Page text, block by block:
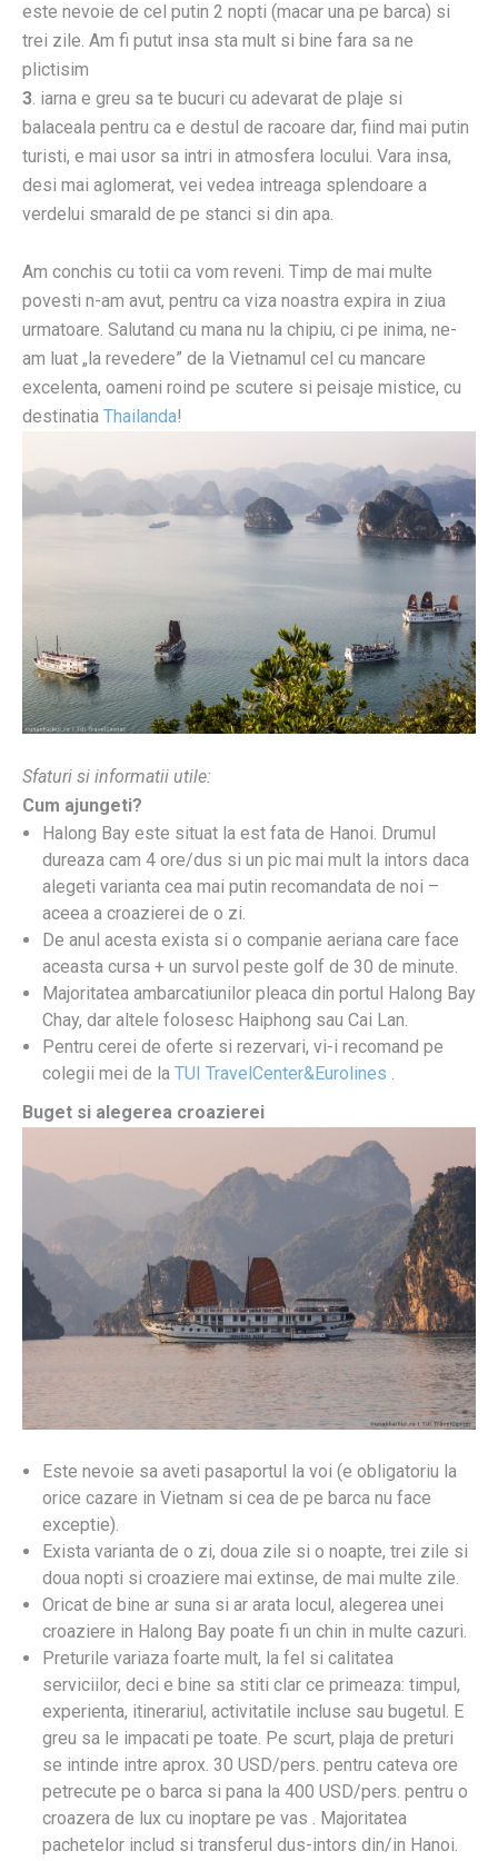
este nevoie de cel putin 2 nopti (macar una pe barca) si
trei zile. Am fi putut insa sta mult si bine fara sa ne
plictisim
3. iarna e greu sa te bucuri cu adevarat de plaje si
balaceala pentru ca e destul de racoare dar, fiind mai putin
turisti, e mai usor sa intri in atmosfera locului. Vara insa,
desi mai aglomerat, vei vedea intreaga splendoare a
verdelui smarald de pe stanci si din apa.
Am conchis cu totii ca vom reveni. Timp de mai multe
povesti n-am avut, pentru ca viza noastra expira in ziua
urmatoare. Salutand cu mana nu la chipiu, ci pe inima, ne-
am luat „la revedere” de la Vietnamul cel cu mancare
excelenta, oameni roind pe scutere si peisaje mistice, cu
destinatia Thailanda!
Sfaturi si informatii utile:
Cum ajungeti?
Halong Bay este situat la est fata de Hanoi. Drumul
dureaza cam 4 ore/dus si un pic mai mult la intors daca
alegeti varianta cea mai putin recomandata de noi –
aceea a croazierei de o zi.
De anul acesta exista si o companie aeriana care face
aceasta cursa + un survol peste golf de 30 de minute.
Majoritatea ambarcatiunilor pleaca din portul Halong Bay
Chay, dar altele folosesc Haiphong sau Cai Lan.
Pentru cerei de oferte si rezervari, vi-i recomand pe
colegii mei de la TUI TravelCenter&Eurolines .
Buget si alegerea croazierei
Este nevoie sa aveti pasaportul la voi (e obligatoriu la
orice cazare in Vietnam si cea de pe barca nu face
exceptie).
Exista varianta de o zi, doua zile si o noapte, trei zile si
doua nopti si croaziere mai extinse, de mai multe zile.
Oricat de bine ar suna si ar arata locul, alegerea unei
croaziere in Halong Bay poate fi un chin in multe cazuri.
Preturile variaza foarte mult, la fel si calitatea
serviciilor, deci e bine sa stiti clar ce primeaza: timpul,
experienta, itinerariul, activitatile incluse sau bugetul. E
greu sa le impacati pe toate. Pe scurt, plaja de preturi
se intinde intre aprox. 30 USD/pers. pentru cateva ore
petrecute pe o barca si pana la 400 USD/pers. pentru o
croazera de lux cu inoptare pe vas . Majoritatea
pachetelor includ si transferul dus-intors din/in Hanoi.